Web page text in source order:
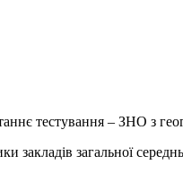
тестування – ЗНО з
закладів загальної